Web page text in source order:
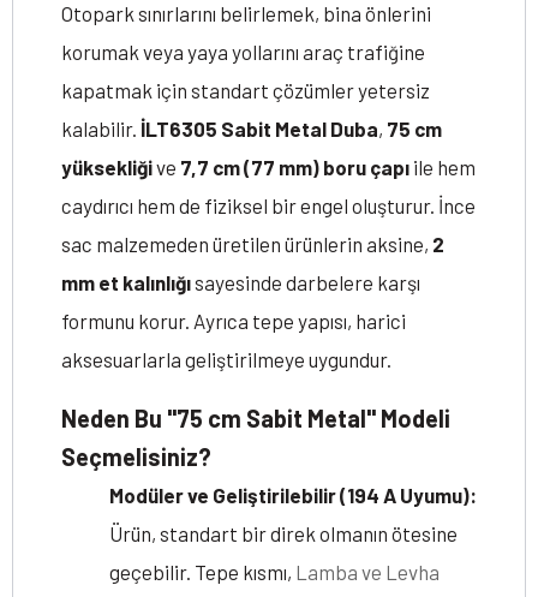
Otopark sınırlarını belirlemek, bina önlerini
korumak veya yaya yollarını araç trafiğine
kapatmak için standart çözümler yetersiz
kalabilir. İLT6305 Sabit Metal Duba, 75 cm
yüksekliğive 7,7 cm (77 mm) boru çapı ile hem
caydırıcı hem de fiziksel bir engel oluşturur. İnce
sac malzemeden üretilen ürünlerin aksine, 2
mm et kalınlığısayesinde darbelere karşı
formunu korur. Ayrıca tepe yapısı, harici
aksesuarlarla geliştirilmeye uygundur.
Neden Bu "75 cm Sabit Metal" Modeli
Seçmelisiniz?
Modüler ve Geliştirilebilir (194 A Uyumu):
Ürün, standart bir direk olmanın ötesine
geçebilir. Tepe kısmı, Lamba ve Levha